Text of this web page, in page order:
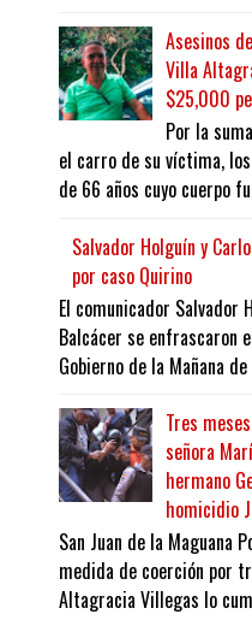
Asesinos
Villa
$25,000
Por la
el carro de su víctima,
de 66 años cuyo cuerpo
Salvador Holguín y
por caso Quirino
El comunicador Salvador
Balcácer se enfrascaron
Gobierno de la Mañana
Tres
señora
hermano
homicidio
San Juan de la Maguana
medida de coerción por
Altagracia Villegas lo